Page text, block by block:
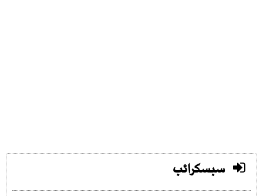
سبسکرائب